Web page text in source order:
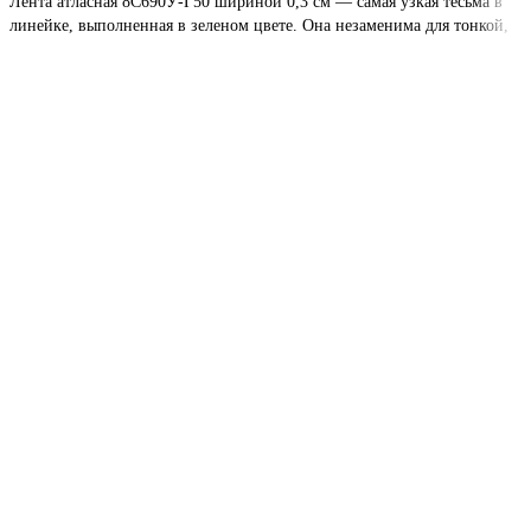
линейке, выполненная в зеленом цвете. Она незаменима для тонкой,